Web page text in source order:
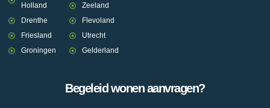
Holland
Drenthe
Friesland
Groningen
Zeeland
Flevoland
Utrecht
Gelderland
Begeleid wonen aanvragen?